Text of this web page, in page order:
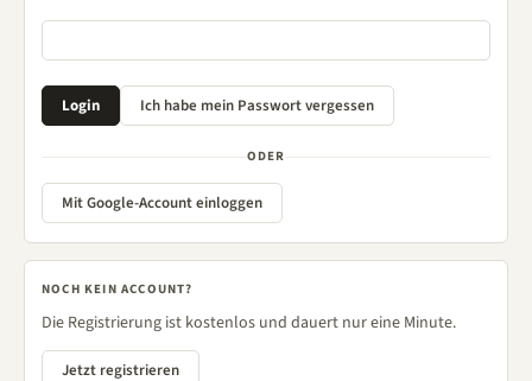
ODER
Mit Google-Account einloggen
NOCH KEIN ACCOUNT?
Die Registrierung ist kostenlos und dauert nur eine Minute.
Jetzt registrieren